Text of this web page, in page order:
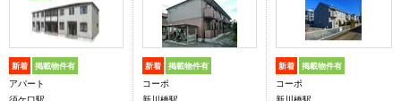
新着 掲載物件有
アパート
新着 掲載物件有
コーポ
新着 掲載物件有
コーポ